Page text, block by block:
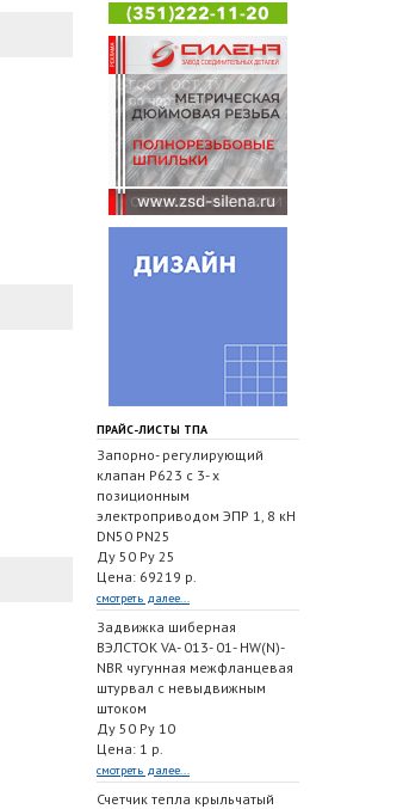
ПРАЙС-ЛИСТЫ ТПА
Запорно- регулирующий
клапан Р623 с 3- х
позиционным
электроприводом ЭПР 1, 8 кН
DN50 PN25
Ду 50 Ру 25
Цена: 69219 р.
смотреть далее...
Задвижка шиберная
ВЭЛСТОК VA- 013- 01- HW(N)-
NBR чугунная межфланцевая
штурвал с невыдвижным
штоком
Ду 50 Ру 10
Цена: 1 р.
смотреть далее...
Счетчик тепла крыльчатый